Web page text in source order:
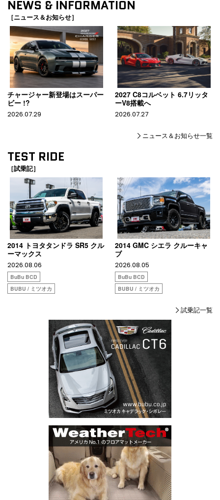
NEWS & INFORMATION
［ニュース＆お知らせ］
チャージャー新登場はスーパー
ビー !?
2026.07.29
2027 C8コルベット 6.7リッタ
ーV8搭載へ
2026.07.27
ニュース＆お知らせ一覧
TEST RIDE
［試乗記］
2014 トヨタタンドラ SR5 クル
ーマックス
2026.08.06
BuBu BCD
BUBU / ミツオカ
2014 GMC シエラ クルーキャ
ブ
2026.08.05
BuBu BCD
BUBU / ミツオカ
試乗記一覧